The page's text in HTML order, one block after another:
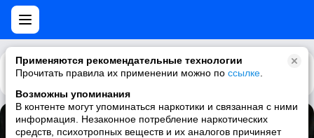
Применяются рекомендательные технологии
Прочитать правила их применении можно по ссылке
Возможны упоминания
В контенте могут упоминаться наркотики и связанная с ними
информация. Незаконное потребление наркотических
средств, психотропных веществ и их аналогов причиняет
Каталог Рекомендации
The Webs We Weave